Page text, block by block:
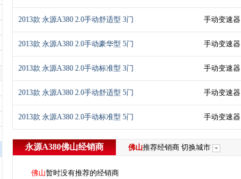
2013款 永源A380 2.0手动舒适型 3门 手动变速器
2013款 永源A380 2.0手动豪华型 5门 手动变速器
2013款 永源A380 2.0手动标准型 3门 手动变速器
2013款 永源A380 2.0手动舒适型 5门 手动变速器
2013款 永源A380 2.0手动标准型 5门 手动变速器
永源A380佛山经销商 佛山推荐经销商 切换城市
佛山暂时没有推荐的经销商